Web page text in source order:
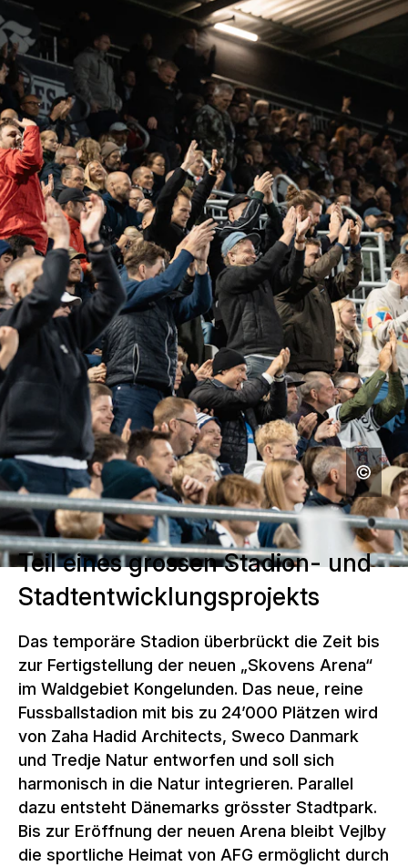
Teil eines grossen Stadion- und
Stadtentwicklungsprojekts
Das temporäre Stadion überbrückt die Zeit bis
zur Fertigstellung der neuen „Skovens Arena“
im Waldgebiet Kongelunden. Das neue, reine
Fussballstadion mit bis zu 24’000 Plätzen wird
von Zaha Hadid Architects, Sweco Danmark
und Tredje Natur entworfen und soll sich
harmonisch in die Natur integrieren. Parallel
dazu entsteht Dänemarks grösster Stadtpark.
Bis zur Eröffnung der neuen Arena bleibt Vejlby
die sportliche Heimat von AFG ermöglicht durch